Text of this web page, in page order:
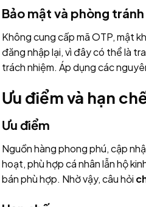
Bảo mật và phòng
Không cung cấp mã OTP, mật
đăng nhập lại, vì đây có thể là
trách nhiệm. Áp dụng các
Ưu điểm và hạn
Ưu điểm
Nguồn hàng phong phú, cập
hoạt, phù hợp cá nhân lẫn hộ
bán phù hợp. Nhờ vậy, câu hỏi